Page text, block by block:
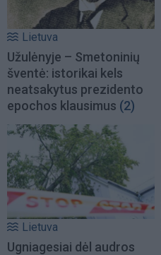
Lietuva
Užulėnyje – Smetoninių
šventė: istorikai kels
neatsakytus prezidento
epochos klausimus (2)
Lietuva
Ugniagesiai dėl audros